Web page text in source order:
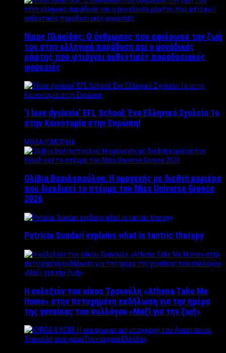
Νίκος Πλακίδας: O άνθρωπος που αφιέρωσε την ζωή
του στην ελληνική παράδοση και ο μοναδικός
ράφτης που φτιάχνει αυθεντικές παραδοσιακές
φορεσιές
‘Ι love dyslexia’ EFL School: Ένα Ελληνικό Σχολείo 1ο
στην Καινοτομία στην Ευρώπη!
ΜΟΔΑ/ΟΜΟΡΦΙΑ
Ολίβια Βασιλοπούλου: Η ομογενής με διεθνή καριέρα
που διεκδικεί το στέμμα του Miss Universe Greece
2026
Patricia Sundari explains what is tantric therapy
Η κολεξιόν του οίκου Τρανούλη «Athena Take Me
Home» στην πετυχημένη εκδήλωση για την ημέρα
της γυναίκας του συλλόγου «Μαζί για την ζωή»